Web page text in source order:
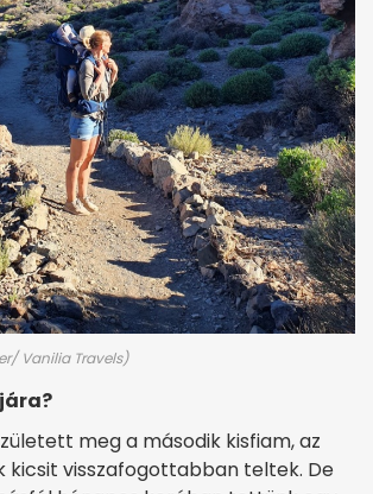
Vanilia Travels)
meg a második kisfiam, az
kicsit visszafogottabban teltek. De